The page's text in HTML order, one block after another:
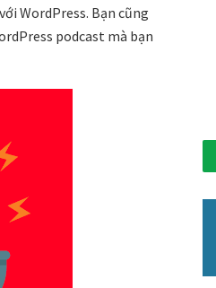
WordPress. Bạn cũng
podcast mà bạn